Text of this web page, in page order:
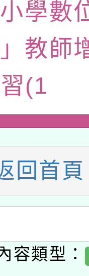
申請許可
利署委託
辦理「
及節水達
(星期六
福系列
景藝術
度第2次
告(無人
行動站研
度閱讀
業研習
工智慧
師名單
教學軟體
會函釋公
小學數
教師
習(1
回首頁
容類型：